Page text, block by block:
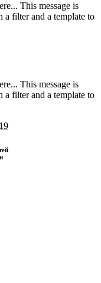
This message is
a filter and a template to
This message is
a filter and a template to